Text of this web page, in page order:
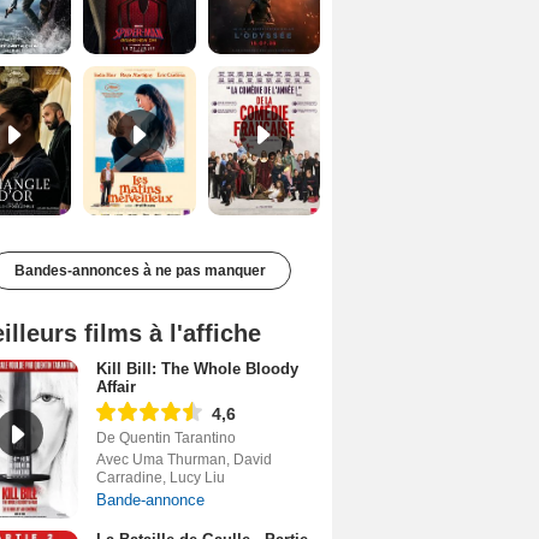
Le Triangle d'or Bande-annonce VF De la Comédie-Française Teaser VF
Bandes-annonces à ne pas manquer
films à l'affiche
Kill Bill: The Whole Bloody
Affair
4,6
De Quentin Tarantino
Avec Uma Thurman, David
Carradine, Lucy Liu
Bande-annonce